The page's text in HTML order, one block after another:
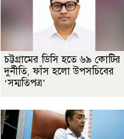
চট্টগ্রামের ডিসি হতে ৬৯ কোটির
দুর্নীতি, ফাঁস হলো উপসচিবের
‘সম্মতিপত্র’